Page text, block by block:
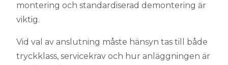
montering och standardiserad demontering är
viktig.
Vid val av anslutning måste hänsyn tas till både
tryckklass, servicekrav och hur anläggningen är